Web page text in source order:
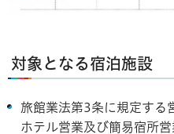
対象となる宿泊施設
旅館業法第3条に規定する
ホテル営業及び簡易宿所